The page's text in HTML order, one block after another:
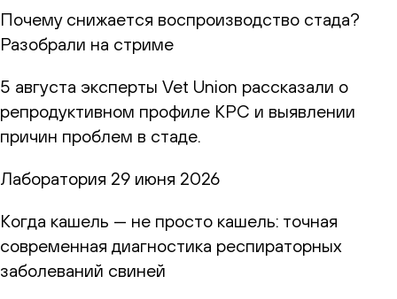
Почему снижается воспроизводство стада?
Разобрали на стриме
5 августа эксперты Vet Union рассказали о
репродуктивном профиле КРС и выявлении
причин проблем в стаде.
Лаборатория 29 июня 2026
Когда кашель — не просто кашель: точная
современная диагностика респираторных
заболеваний свиней